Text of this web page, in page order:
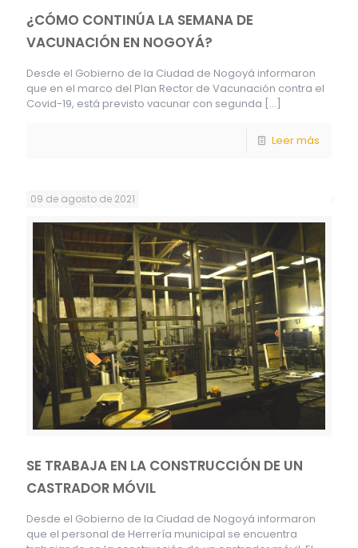
¿CÓMO CONTINÚA LA SEMANA DE
VACUNACIÓN EN NOGOYÁ?
Desde el Gobierno de la Ciudad de Nogoyá informaron
que en el marco del Plan Rector de Vacunación contra el
Covid-19, está previsto vacunar con segunda […]
Leer más
09 de agosto de 2021
SE TRABAJA EN LA CONSTRUCCIÓN DE UN
CASTRADOR MÓVIL
Desde el Gobierno de la Ciudad de Nogoyá informaron
que el personal de Herrería municipal se encuentra